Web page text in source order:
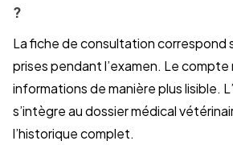
?
La fiche de consultation correspond
prises pendant l’examen. Le compte
informations de manière plus lisible.
s’intègre au dossier médical
l’historique complet.